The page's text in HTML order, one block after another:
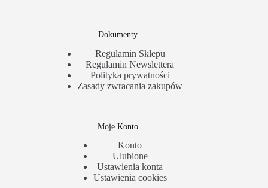
Dokumenty
Regulamin Sklepu
Regulamin Newslettera
Polityka prywatności
Zasady zwracania zakupów
Moje Konto
Konto
Ulubione
Ustawienia konta
Ustawienia cookies